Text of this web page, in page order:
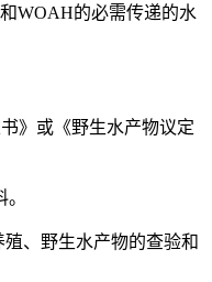
WOAH的必需传递的水
》或《野生水产物议定
、野生水产物的查验和